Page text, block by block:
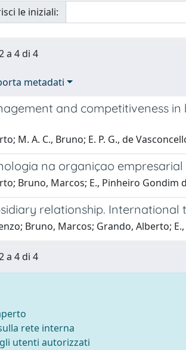
le iniziali:
a 4 di 4
metadati
and competitiveness in
M. A. C., Bruno; E. P. G., de
na organiçao
Bruno, Marcos; E., Pinheiro Gondim
relationship. International
Bruno, Marcos; Grando, Alberto;
a 4 di 4
rete interna
utenti autorizzati